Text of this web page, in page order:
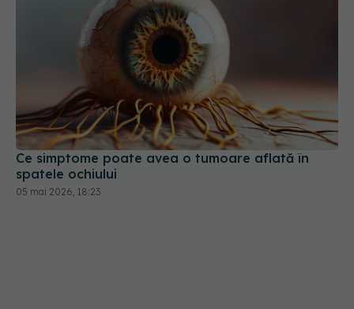
Ce simptome poate avea o tumoare aflată în
spatele ochiului
05 mai 2026, 18:23